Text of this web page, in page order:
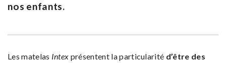
nos enfants.
Les matelas Intex présentent la particularité d’être des